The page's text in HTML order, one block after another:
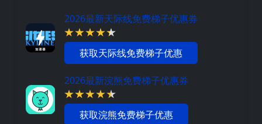
2026最新天际线免费梯子优惠券
获取天际线免费梯子优惠
2026最新浣熊免费梯子优惠券
获取浣熊免费梯子优惠